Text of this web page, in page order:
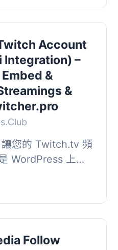
...
Account
Integration) –
&
&
您的 Twitch.tv 頻
WordPress 上實
理和最大獲利的終
輕鬆將
Follow